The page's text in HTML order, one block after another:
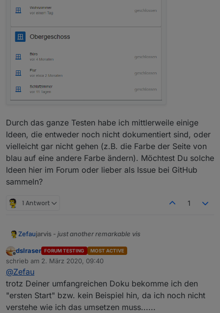
Durch das ganze Testen habe ich mittlerweile einige
Ideen, die entweder noch nicht dokumentiert sind, oder
vielleicht gar nicht gehen (z.B. die Farbe der Seite von
blau auf eine andere Farbe ändern). Möchtest Du solche
Ideen hier im Forum oder lieber als Issue bei GitHub
sammeln?
1 Antwort 1
Zefaujarvis - just another remarkable vis
Was ist jarvis?
jarvis ist eine Material Design Visualisierung, die auf
vor, die zur Visualisierung genutzt werden, aber sehr
flexibel konfiguriert werden können.
jarvis ist responsive und passt sich der Größe des
Screens an.
Das Layout ist flexibel konfigurierbar. Es können optional
(beliebig viele) Tabs verwendet werden. Jeder Tab kann
Offline
dslraser FORUM TESTING MOST ACTIVE
schrieb am 2. März 2020, 09:40
zuletzt editiert von
@Zefau
trotz Deiner umfangreichen Doku bekomme ich den
"ersten Start" bzw. kein Beispiel hin, da ich noch nicht
verstehe wie ich das umsetzen muss......